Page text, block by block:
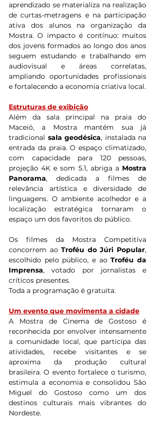
aprendizado se materializa na realização
de curtas-metragens e na participação
ativa dos alunos na organização da
Mostra. O impacto é contínuo: muitos
dos jovens formados ao longo dos anos
seguem estudando e trabalhando em
audiovisual e áreas correlatas,
ampliando oportunidades profissionais
e fortalecendo a economia criativa local.
Estruturas de exibição
Além da sala principal na praia do
Maceió, a Mostra mantém sua já
tradicional sala geodésica, instalada na
entrada da praia. O espaço climatizado,
com capacidade para 120 pessoas,
projeção 4K e som 5.1, abriga a Mostra
Panorama, dedicada a filmes de
relevância artística e diversidade de
linguagens. O ambiente acolhedor e a
localização estratégica tornaram o
espaço um dos favoritos do público.
Os filmes da Mostra Competitiva
concorrem ao Troféu do Júri Popular,
escolhido pelo público, e ao Troféu da
Imprensa, votado por jornalistas e
críticos presentes.
Toda a programação é gratuita.
Um evento que movimenta a cidade
A Mostra de Cinema de Gostoso é
reconhecida por envolver intensamente
a comunidade local, que participa das
atividades, recebe visitantes e se
aproxima da produção cultural
brasileira. O evento fortalece o turismo,
estimula a economia e consolidou São
Miguel do Gostoso como um dos
destinos culturais mais vibrantes do
Nordeste.